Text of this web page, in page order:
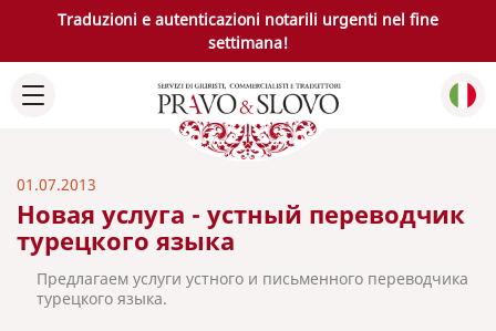
Traduzioni e autenticazioni notarili urgenti nel fine
settimana!
01.07.2013
Новая услуга - устный переводчик
турецкого языка
Предлагаем услуги устного и письменного переводчика
турецкого языка.